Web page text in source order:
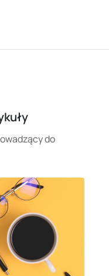
do